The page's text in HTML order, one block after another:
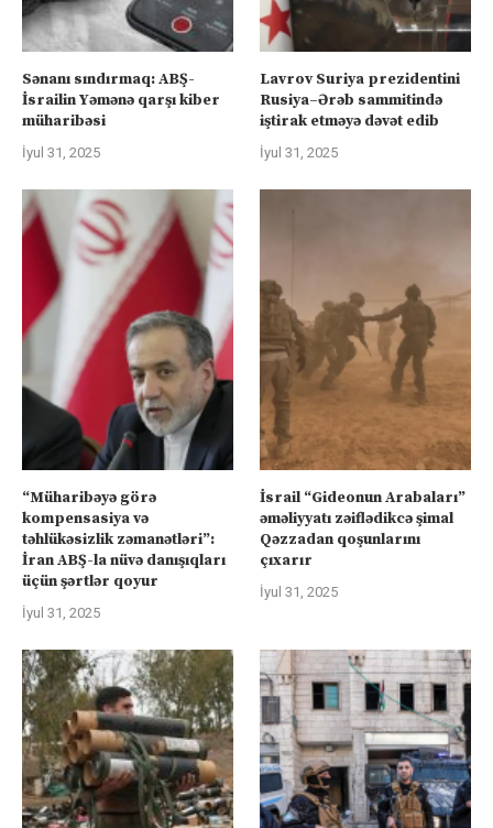
Sənanı sındırmaq: ABŞ-
İsrailin Yəmənə qarşı kiber
müharibəsi
İyul 31, 2025
Lavrov Suriya prezidentini
Rusiya–Ərəb sammitində
iştirak etməyə dəvət edib
İyul 31, 2025
“Müharibəyə görə
kompensasiya və
təhlükəsizlik zəmanətləri”:
İran ABŞ-la nüvə danışıqları
üçün şərtlər qoyur
İyul 31, 2025
İsrail “Gideonun Arabaları”
əməliyyatı zəiflədikcə şimal
Qəzzadan qoşunlarını
çıxarır
İyul 31, 2025